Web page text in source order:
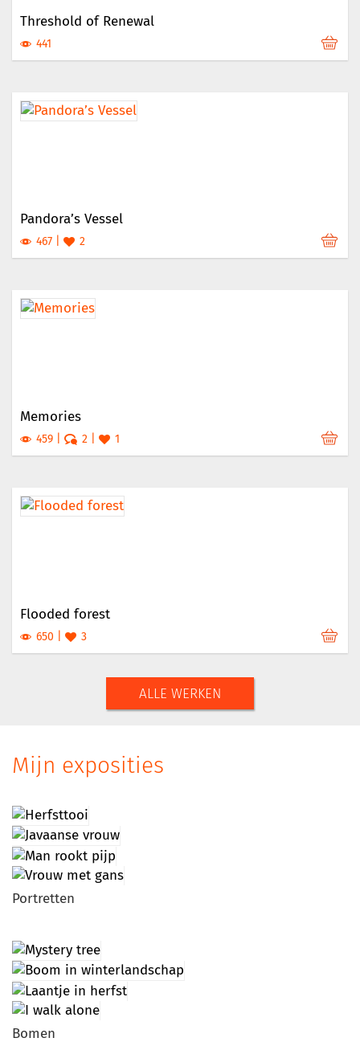
Threshold of Renewal
441
Pandora’s Vessel
467 2
Memories
459 2 1
Flooded forest
650 3
ALLE WERKEN
Mijn exposities
Portretten
Bomen